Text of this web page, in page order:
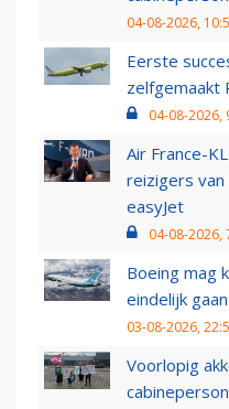
04-08-2026,
Eerste
zelfgemaakt
04-08-2026,
Air France-
reizigers van
easyJet
04-08-2026,
Boeing mag
eindelijk
03-08-2026,
Voorlopig